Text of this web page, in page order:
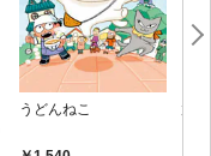
うどんねこ
放